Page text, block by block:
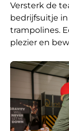
Versterk de
bedrijfsuitje
trampolines.
plezier en